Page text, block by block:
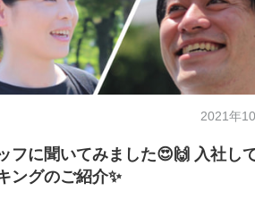
2021年
フに聞いてみました😍🙌 入社し
ングのご紹介✨